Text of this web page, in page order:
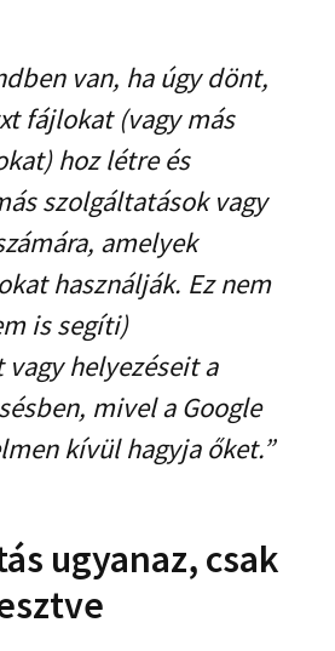
van, ha úgy dönt,
fájlokat (vagy más
hoz létre és
szolgáltatások vagy
amelyek
használják. Ez nem
is segíti)
helyezéseit a
mivel a Google
kívül hagyja őket.”
ugyanaz, csak